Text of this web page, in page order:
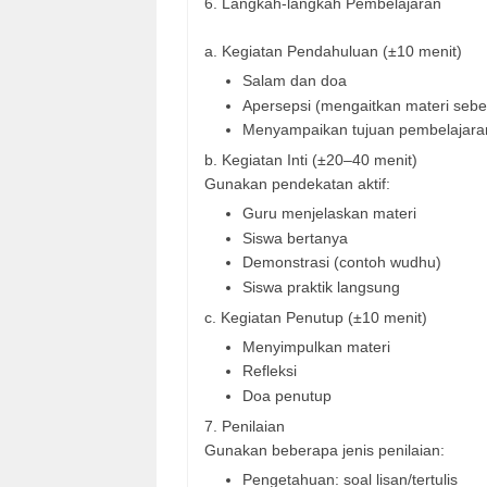
6. Langkah-langkah Pembelajaran
a. Kegiatan Pendahuluan (±10 menit)
Salam dan doa
Apersepsi (mengaitkan materi
Menyampaikan tujuan
b. Kegiatan Inti (±20–40 menit)
Gunakan pendekatan aktif:
Guru menjelaskan materi
Siswa bertanya
Demonstrasi (contoh wudhu)
Siswa praktik langsung
c. Kegiatan Penutup (±10 menit)
Menyimpulkan materi
Refleksi
Doa penutup
7. Penilaian
Gunakan beberapa jenis penilaian:
Pengetahuan: soal lisan/tertulis